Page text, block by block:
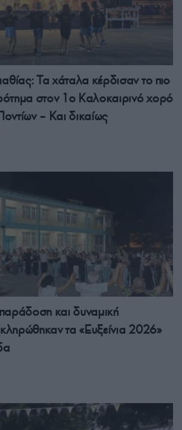
Τα χάταλα κέρδισαν το πιο
στον 1ο Καλοκαιρινό χορό
– Και δικαίως
και δυναμική
τα «Ευξείνια 2026»